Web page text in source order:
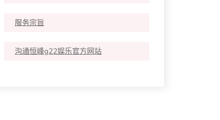
服务宗旨
沟通恒峰g22娱乐官方网站